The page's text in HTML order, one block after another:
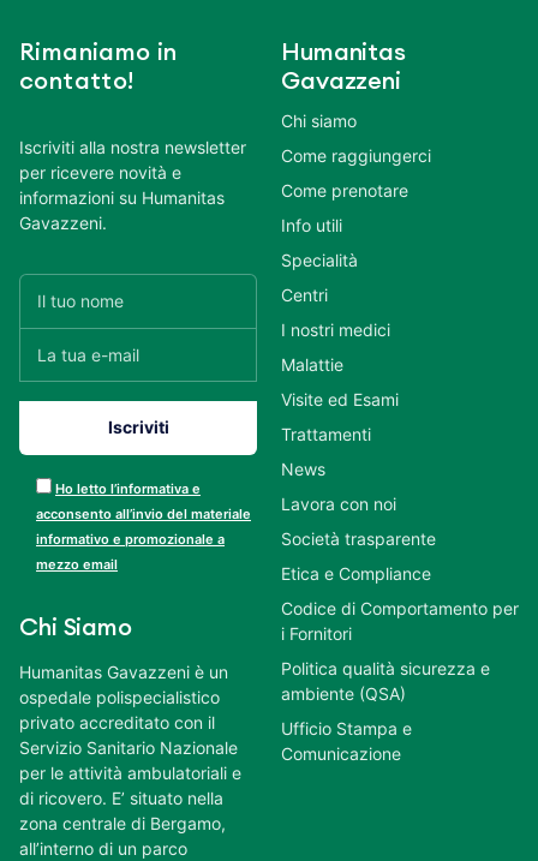
Rimaniamo in
contatto!
Iscriviti alla nostra newsletter
per ricevere novità e
informazioni su Humanitas
Gavazzeni.
Ho letto l’informativa e
acconsento all’invio del materiale
informativo e promozionale a
mezzo email
Chi Siamo
Humanitas Gavazzeni è un
ospedale polispecialistico
privato accreditato con il
Servizio Sanitario Nazionale
per le attività ambulatoriali e
di ricovero. E’ situato nella
zona centrale di Bergamo,
all’interno di un parco
Humanitas
Gavazzeni
Chi siamo
Come raggiungerci
Come prenotare
Info utili
Specialità
Centri
I nostri medici
Malattie
Visite ed Esami
Trattamenti
News
Lavora con noi
Società trasparente
Etica e Compliance
Codice di Comportamento per
i Fornitori
Politica qualità sicurezza e
ambiente (QSA)
Ufficio Stampa e
Comunicazione